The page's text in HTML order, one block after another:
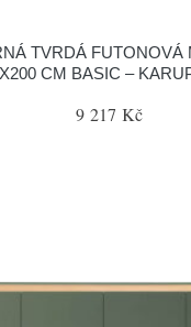
TVRDÁ FUTONOVÁ
CM BASIC –
9 217 Kč